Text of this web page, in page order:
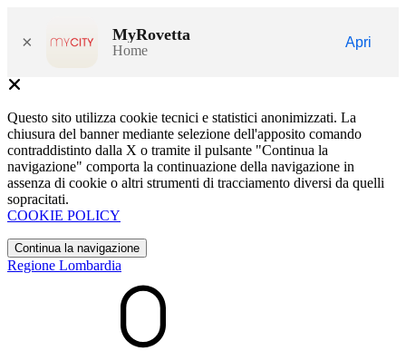
× MyRovetta
Home
Apri
Questo sito utilizza cookie tecnici e statistici anonimizzati. La
chiusura del banner mediante selezione dell'apposito comando
contraddistinto dalla X o tramite il pulsante "Continua la
navigazione" comporta la continuazione della navigazione in
assenza di cookie o altri strumenti di tracciamento diversi da quelli
sopracitati.
COOKIE POLICY
Continua la navigazione
Regione Lombardia